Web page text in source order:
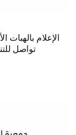
الإعلام بالهبات
تواصل